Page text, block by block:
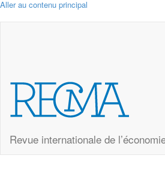
Aller au contenu principal
Revue internationale de